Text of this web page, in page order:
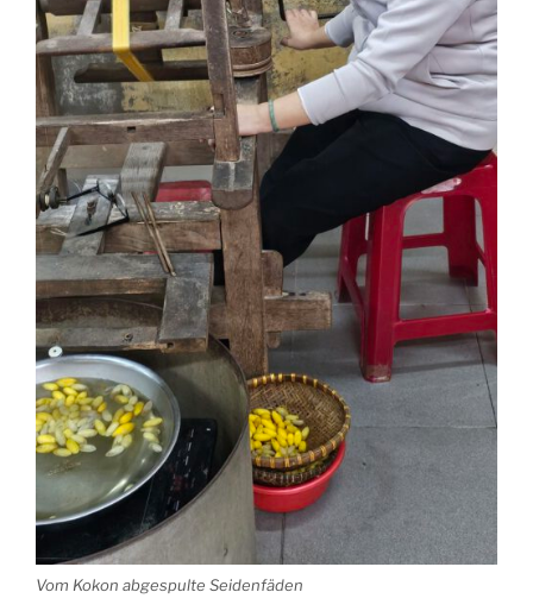
Vom Kokon abgespulte Seidenfäden